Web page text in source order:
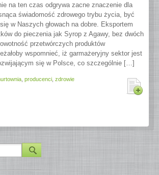
na ten czas odgrywa zacne znaczenie dla
świadomość zdrowego trybu życia, być
w Naszych głowach na dobre. Eksportem
do pieczenia jak Syrop z Agawy, bez dwóch
przetwórczych produktów
wspomnieć, iż garmażeryjny sektor jest
się w Polsce, co szczególnie […]
producenci zdrowie